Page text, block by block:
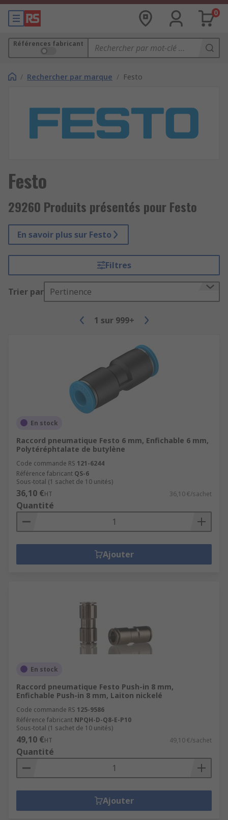
0
Références fabricant
/ Rechercher par marque / Festo
Festo
29260 Produits présentés pour Festo
En savoir plus sur Festo
Filtres
Trier par Pertinence
1 sur 999+
En stock
Raccord pneumatique Festo 6 mm, Enfichable 6 mm,
Polytéréphtalate de butylène
Code commande RS 121-6244
Référence fabricant QS-6
Sous-total (1 sachet de 10 unités)
36,10 €HT 36,10 €/sachet
Quantité
Ajouter
En stock
Raccord pneumatique Festo Push-in 8 mm,
Enfichable Push-in 8 mm, Laiton nickelé
Code commande RS 125-9586
Référence fabricant NPQH-D-Q8-E-P10
Sous-total (1 sachet de 10 unités)
49,10 €HT 49,10 €/sachet
Quantité
Ajouter